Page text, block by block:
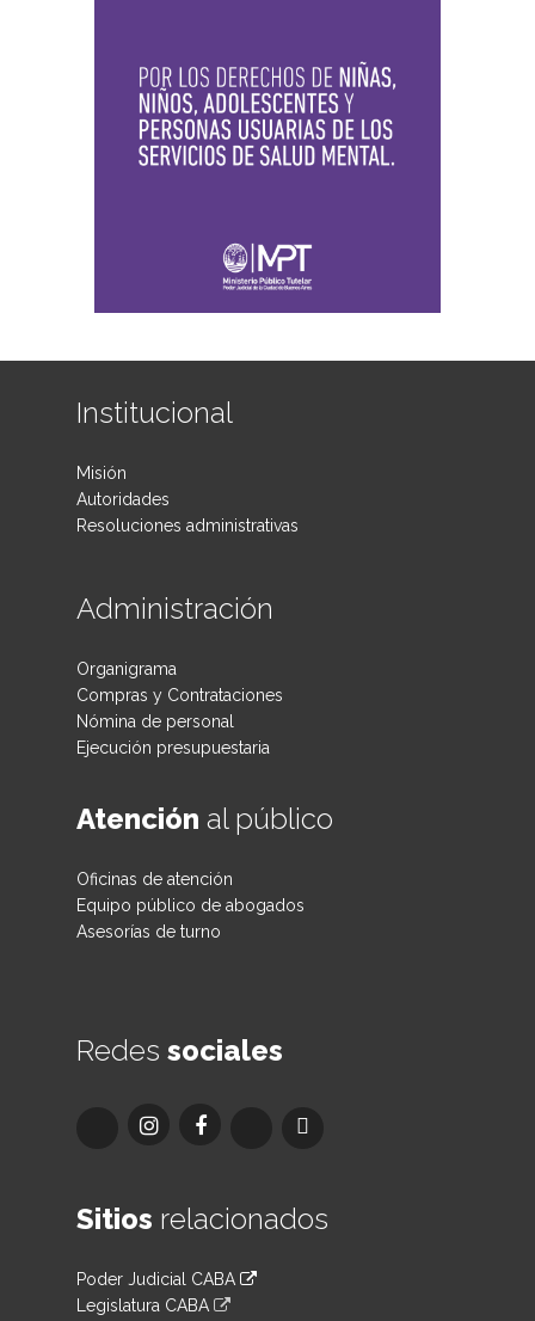
Institucional
Misión
Autoridades
Resoluciones administrativas
Administración
Organigrama
Compras y Contrataciones
Nómina de personal
Ejecución presupuestaria
Atención al público
Oficinas de atención
Equipo público de abogados
Asesorías de turno
Redes sociales
Sitios relacionados
Poder Judicial CABA
Legislatura CABA